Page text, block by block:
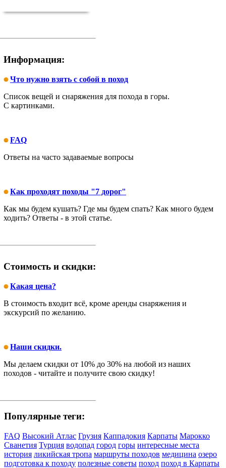
Информация:
Что нужно взять с собой в поход
Список вещей и снаряжения для похода в горы.
С картинками.
FAQ
Ответы на часто задаваемые вопросы
Как проходят походы "7 дорог"
Как мы будем кушать? Где мы будем спать? Как много будем
ходить? Ответы - в этой статье.
Стоимость и скидки:
Какая цена?
В стоимость входит всё, кроме аренды снаряжения и
экскурсий по желанию.
Наши скидки.
Мы делаем скидки от 10% до 30% на любой из наших
походов - читайте и получите свою скидку!
Популярные теги:
FAQ Высокий Атлас Грузия Каппадокия Карпаты Марокко
Сванетия Турция водопад город горы интересные места
история ликийская тропа маршруты походов медицина озеро
подготовка к походу полезные советы поход поход в Карпаты